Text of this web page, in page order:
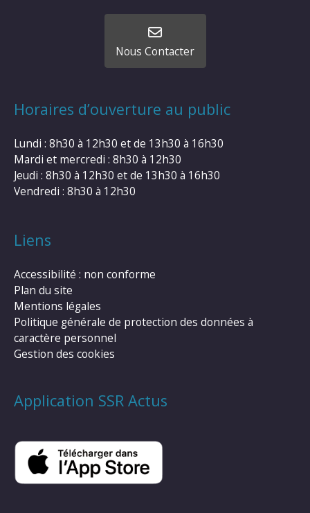
Nous Contacter
Horaires d’ouverture au public
Lundi : 8h30 à 12h30 et de 13h30 à 16h30
Mardi et mercredi : 8h30 à 12h30
Jeudi : 8h30 à 12h30 et de 13h30 à 16h30
Vendredi : 8h30 à 12h30
Liens
Accessibilité : non conforme
Plan du site
Mentions légales
Politique générale de protection des données à
caractère personnel
Gestion des cookies
Application SSR Actus